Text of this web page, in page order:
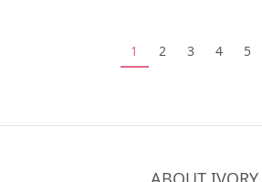
1 2 3 4 5